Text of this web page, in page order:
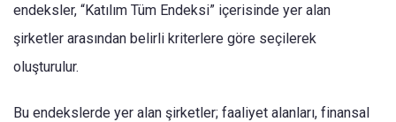
endeksler, “Katılım Tüm Endeksi” içerisinde yer alan
şirketler arasından belirli kriterlere göre seçilerek
oluşturulur.
Bu endekslerde yer alan şirketler; faaliyet alanları, finansal